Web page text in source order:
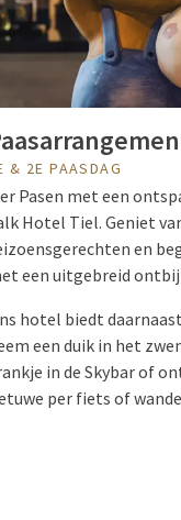
& 2E PAASDAG
Pasen met een
Hotel Tiel. Geniet
en
een uitgebreid
hotel biedt
een duik in het
in de Skybar of
per fiets of